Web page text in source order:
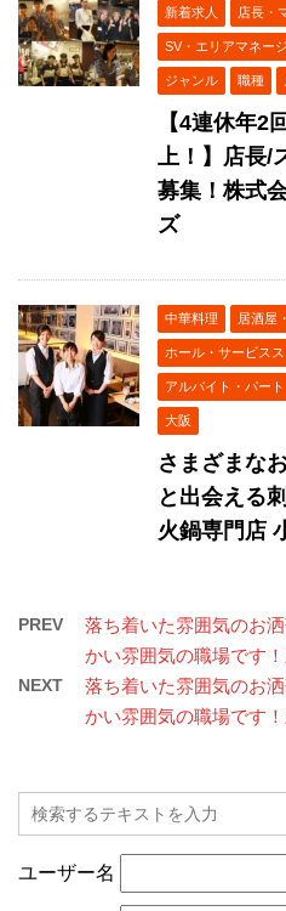
新着求人 店長・
SV・エリアマネー
ジャンル 職種
【4連休年2
上！】店長
募集！株式
ズ
中華料理 居酒屋
ホール・サービス
アルバイト・パート
大阪
さまざまな
と出会える
火鍋専門店
PREV
落ち着いた雰囲気のお
かい雰囲気の職場です
NEXT
落ち着いた雰囲気のお
かい雰囲気の職場です
ユーザー名